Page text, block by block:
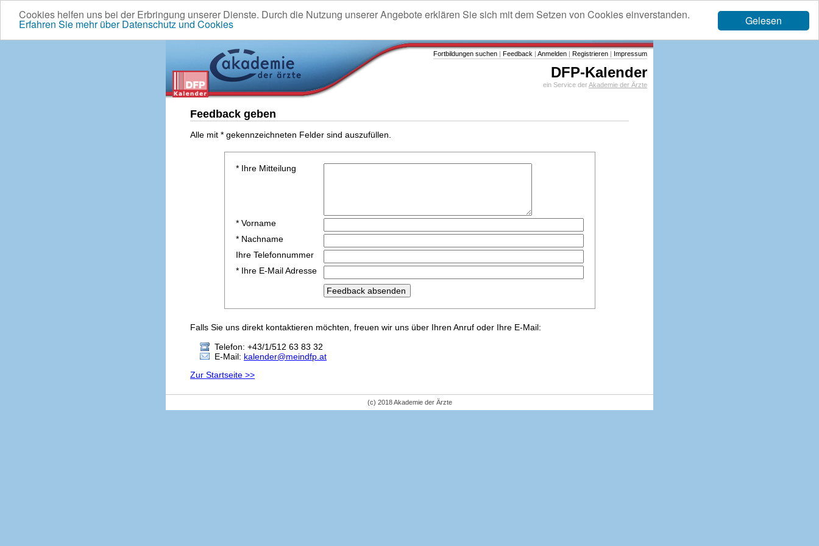
Gelesen
Cookies helfen uns bei der Erbringung unserer Dienste. Durch die Nutzung unserer Angebote erklären Sie sich mit dem Setzen von Cookies einverstanden.
Erfahren Sie mehr über Datenschutz und Cookies
Fortbildungen suchen | Feedback | Anmelden | Registrieren | Impressum
DFP-Kalender
ein Service derAkademie der Ärzte
Feedback geben
Alle mit * gekennzeichneten Felder sind auszufüllen.
* Ihre Mitteilung
* Vorname
* Nachname
Ihre Telefonnummer
* Ihre E-Mail Adresse
Falls Sie uns direkt kontaktieren möchten, freuen wir uns über Ihren Anruf oder Ihre E-Mail:
Telefon: +43/1/512 63 83 32
E-Mail: kalender@meindfp.at
Zur Startseite >>
(c) 2018 Akademie der Ärzte